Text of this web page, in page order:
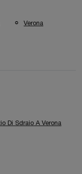
Verona
Di Sdraio A Verona